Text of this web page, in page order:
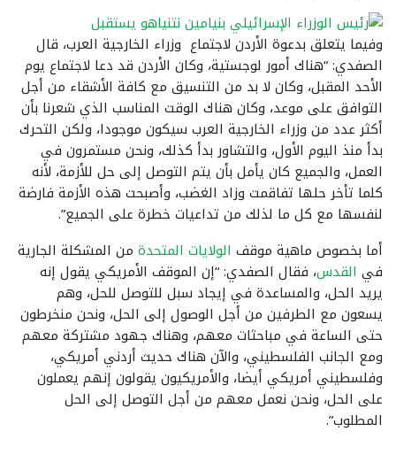
وفيما يتعلق بدعوة الأردن لاجتماع وزراء الخارجية العرب، قال
الصفدي: “هناك أمور لوجستية، وكان الأردن قد دعا لاجتماع يوم
الأحد المقبل، وكان لا بد من التنسيق مع كافة الأشقاء من أجل
التوافق على موعد، وكان هناك الوقت المناسب الذي شعرنا بأن
أكثر عدد من وزراء الخارجية العرب سيكون موجودا، ولكن التحرك
بدأ منذ اليوم الأول، والتشاور بدأ كذلك، ونحن مستمرون في
العمل، والجميع كان يأمل بأن يتم التوصل إلى حل للأزمة، لأنه
كلما تأخر حلها تفاقمت وزاد الغضب، وأصبحت هذه الأزمة فارضة
لنفسها مع كل ما لذلك من تداعيات خطرة على الجميع”.
أما بخصوص ماهية موقف الولايات المتحدة من المشكلة الجارية
في القدس، فقال الصفدي: “إن الموقف الأمريكي يقول إنه
يريد الحل، والمساعدة في إيجاد سبل للتوصل للحل، وهم
يسعون مع الطرفين من أجل الوصول إلى الحل، ونحن منخرطون
حتى الساعة في مباحثات معهم، وهناك جهود مشتركة معهم
ومع الجانب الفلسطيني، والآن هناك حديث أردني أمريكي،
وفلسطيني أمريكي أيضا، والأمريكيون يقولون إنهم يعملون
على الحل، ونحن نعمل معهم من أجل التوصل إلى الحل
المطلوب”.